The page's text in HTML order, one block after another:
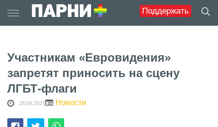
Поддержать
to
Участникам «Евровидения»
запретят приносить на сцену
ЛГБТ-флаги
28.04.2025 Новости